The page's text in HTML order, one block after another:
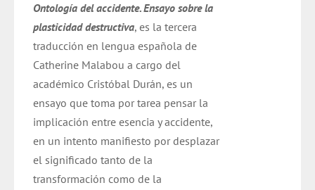
era:
$ 14.000.
es:
$ 9.800.
Ontología del accidente. Ensayo sobre la
plasticidad destructiva, es la tercera
traducción en lengua española de
Catherine Malabou a cargo del
académico Cristóbal Durán, es un
ensayo que toma por tarea pensar la
implicación entre esencia y accidente,
en un intento manifiesto por desplazar
el significado tanto de la
transformación como de la